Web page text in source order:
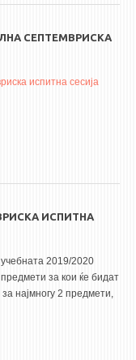
СЕПТЕМВРИСКА
испитна сесија
ИСПИТНА
2019/2020
за кои ќе бидат
најмногу 2 предмети,